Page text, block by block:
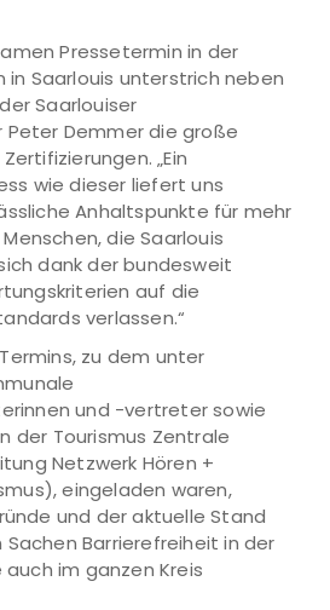
Pressetermin in der
Saarlouis unterstrich neben
Saarlouiser
Demmer die große
„Ein
wie dieser liefert uns
Anhaltspunkte für mehr
die Saarlouis
dank der bundesweit
auf die
verlassen.“
zu dem unter
und -vertreter sowie
der Tourismus Zentrale
Netzwerk Hören +
eingeladen waren,
und der aktuelle Stand
Sachen Barrierefreiheit in der
im ganzen Kreis